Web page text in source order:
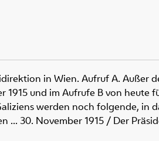
in Wien. Aufruf A. Außer
1915 und im Aufrufe B von heute
werden noch folgende, in
... 30. November 1915 / Der